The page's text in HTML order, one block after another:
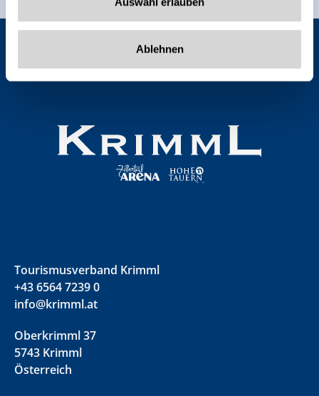
Ablehnen
Tourismusverband Krimml
+43 6564 7239 0
info@krimml.at
Oberkrimml 37
5743 Krimml
Österreich